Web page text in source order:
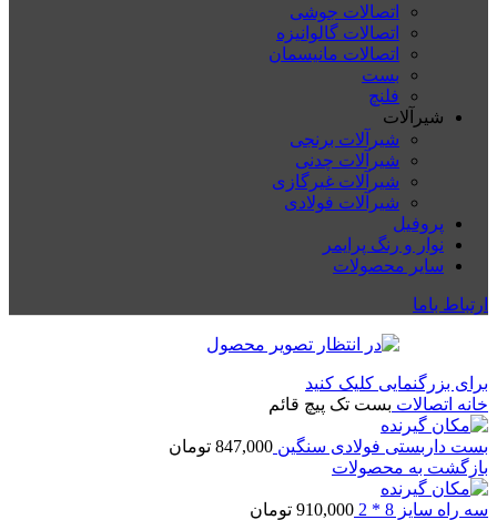
اتصالات جوشی
اتصالات گالوانیزه
اتصالات مانیسمان
بست
فلنچ
شیرآلات
شیرآلات برنجی
شیرآلات چدنی
شیرآلات غیرگازی
شیرآلات فولادی
پروفیل
نوار و رنگ پرایمر
سایر محصولات
ارتباط باما
برای بزرگنمایی کلیک کنید
خانه اتصالات بست تک پیچ قائم
بست داربستی فولادی سنگین 847,000 تومان
بازگشت به محصولات
سه راه سایز 8 * 2 910,000 تومان